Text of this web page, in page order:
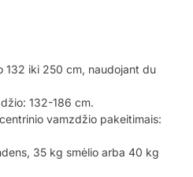
132 iki 250 cm, naudojant du
132-186 cm.
vamzdžio pakeitimais:
35 kg smėlio arba 40 kg